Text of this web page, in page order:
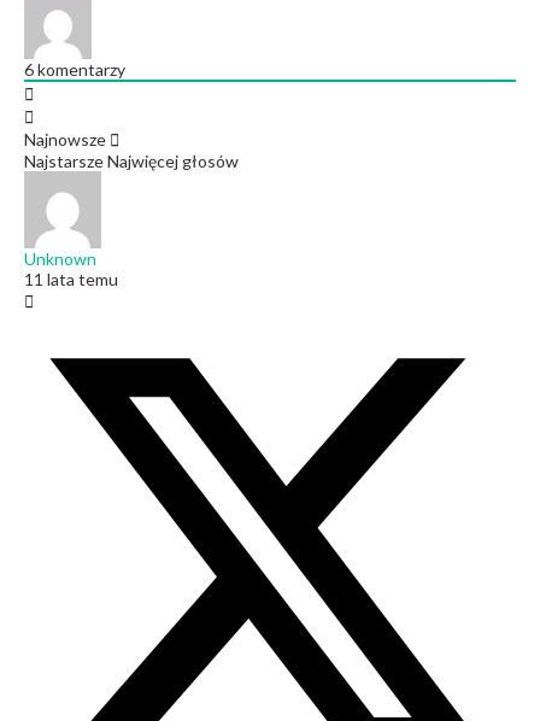
6komentarzy
Najnowsze
NajstarszeNajwięcej głosów
Unknown
11 lata temu